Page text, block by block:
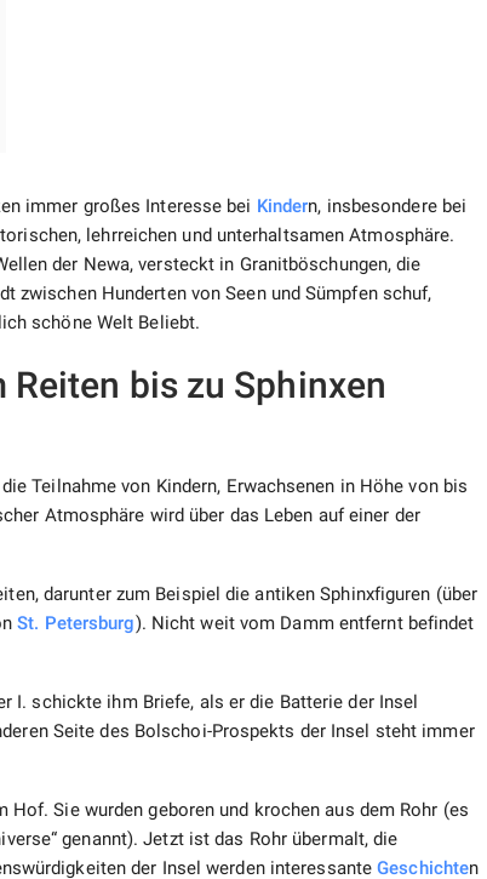
immer großes Interesse bei Kindern, insbesondere bei
lehrreichen und unterhaltsamen Atmosphäre.
der Newa, versteckt in Granitböschungen, die
zwischen Hunderten von Seen und Sümpfen schuf,
schöne Welt Beliebt.
Reiten bis zu Sphinxen
Teilnahme von Kindern, Erwachsenen in Höhe von bis
Atmosphäre wird über das Leben auf einer der
darunter zum Beispiel die antiken Sphinxfiguren (über
St. Petersburg). Nicht weit vom Damm entfernt befindet
I. schickte ihm Briefe, als er die Batterie der Insel
Seite des Bolschoi-Prospekts der Insel steht immer
Sie wurden geboren und krochen aus dem Rohr (es
genannt). Jetzt ist das Rohr übermalt, die
der Insel werden interessanteGeschichten